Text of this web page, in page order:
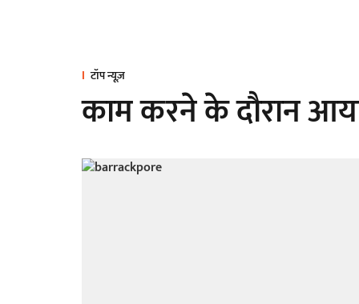
टॉप न्यूज़
काम करने के दौरान